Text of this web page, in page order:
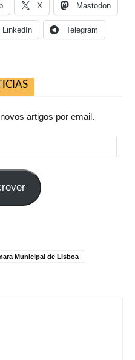
X Mastodon
LinkedIn Telegram
artigos por email.
Municipal de Lisboa